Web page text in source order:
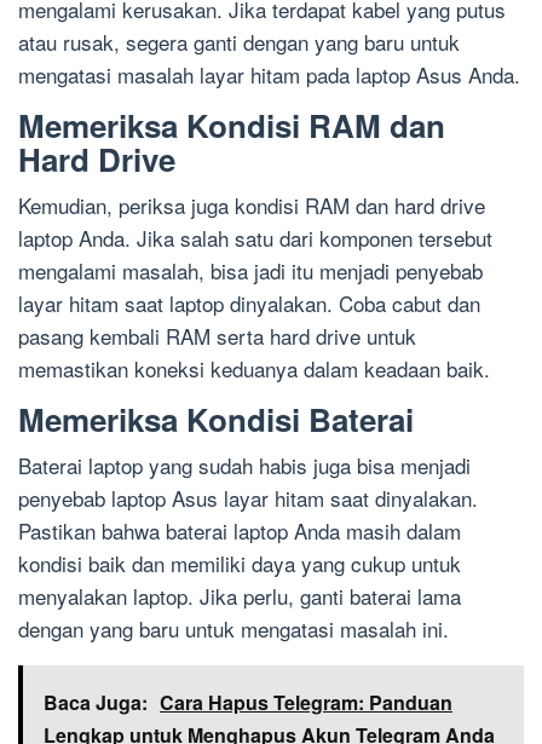
mengalami kerusakan. Jika terdapat kabel yang putus
atau rusak, segera ganti dengan yang baru untuk
mengatasi masalah layar hitam pada laptop Asus Anda.
Memeriksa Kondisi RAM dan
Hard Drive
Kemudian, periksa juga kondisi RAM dan hard drive
laptop Anda. Jika salah satu dari komponen tersebut
mengalami masalah, bisa jadi itu menjadi penyebab
layar hitam saat laptop dinyalakan. Coba cabut dan
pasang kembali RAM serta hard drive untuk
memastikan koneksi keduanya dalam keadaan baik.
Memeriksa Kondisi Baterai
Baterai laptop yang sudah habis juga bisa menjadi
penyebab laptop Asus layar hitam saat dinyalakan.
Pastikan bahwa baterai laptop Anda masih dalam
kondisi baik dan memiliki daya yang cukup untuk
menyalakan laptop. Jika perlu, ganti baterai lama
dengan yang baru untuk mengatasi masalah ini.
Baca Juga: Cara Hapus Telegram: Panduan
Lengkap untuk Menghapus Akun Telegram Anda